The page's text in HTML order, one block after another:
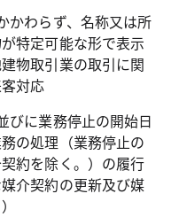
かわらず、名称又は所
特定可能な形で表示
物取引業の取引に関
対応
びに業務停止の開始日
の処理（業務停止の
約を除く。）の履行
介契約の更新及び媒